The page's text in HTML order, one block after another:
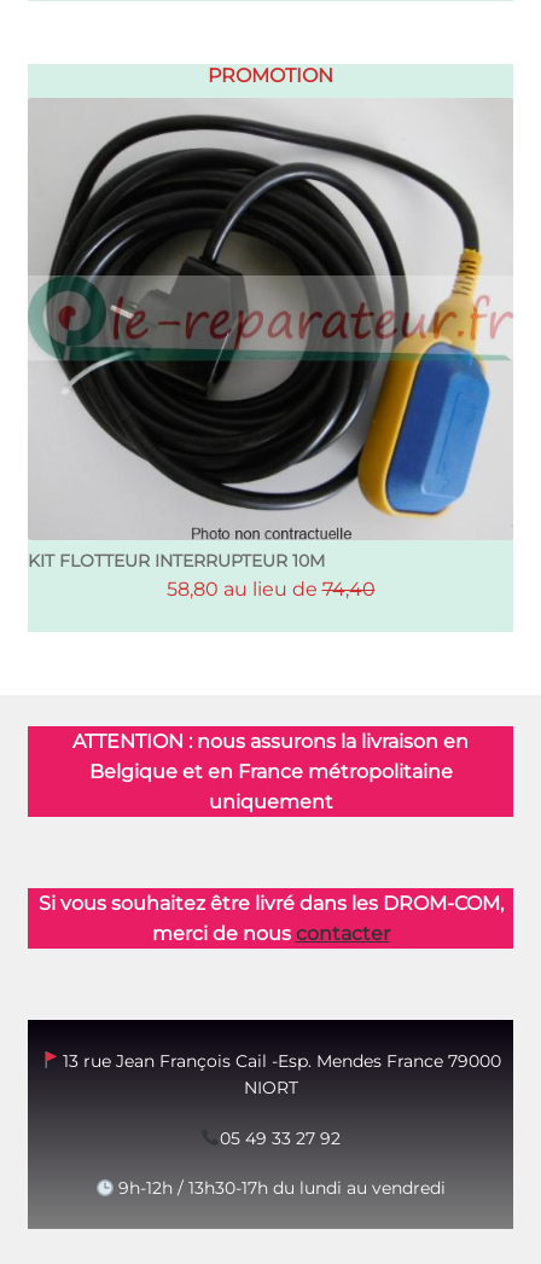
PROMOTION
KIT FLOTTEUR INTERRUPTEUR 10M
58,80 au lieu de74,40
ATTENTION : nous assurons la livraison en
Belgique et en France métropolitaine
uniquement
Si vous souhaitez être livré dans les DROM-COM,
merci de nous contacter
13 rue Jean François Cail -Esp. Mendes France 79000
NIORT
05 49 33 27 92
9h-12h / 13h30-17h du lundi au vendredi